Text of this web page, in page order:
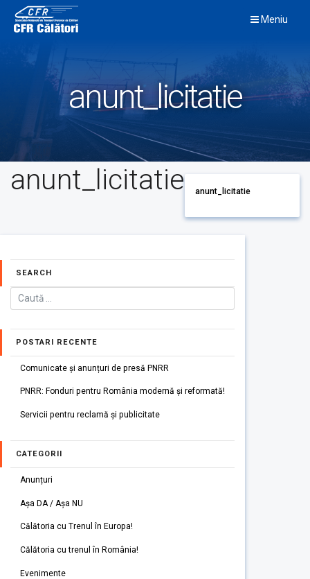
content
Meniu
anunt_licitatie
anunt_licitatie anunt_licitatie
SEARCH
POSTARI RECENTE
Comunicate și anunțuri de presă PNRR
PNRR: Fonduri pentru România modernă și reformată!
Servicii pentru reclamă și publicitate
CATEGORII
Anunțuri
Așa DA / Așa NU
Călătoria cu Trenul în Europa!
Călătoria cu trenul în România!
Evenimente